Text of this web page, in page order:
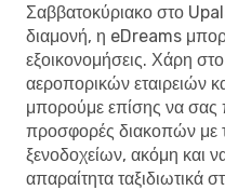
Σαββατοκύριακο στο
διαμονή, η eDreams
εξοικονομήσεις. Χάρη
αεροπορικών εταιρειών
μπορούμε επίσης να σας
προσφορές διακοπών με
ξενοδοχείων, ακόμη και
απαραίτητα ταξιδιωτικά